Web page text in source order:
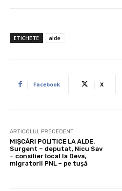
ETICHETE alde
Facebook X
ARTICOLUL PRECEDENT
MIŞCĂRI POLITICE LA ALDE.
Surgent – deputat, Nicu Sav
– consilier local la Deva,
migratorii PNL – pe tuşă